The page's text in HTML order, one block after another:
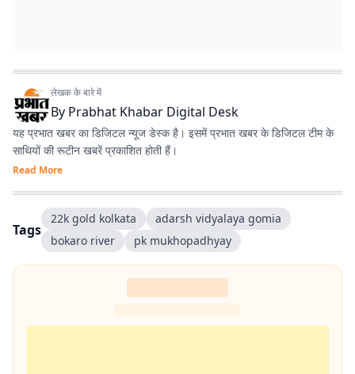
लेखक के बारे में
By Prabhat Khabar Digital Desk
यह प्रभात खबर का डिजिटल न्यूज डेस्क है। इसमें प्रभात खबर के डिजिटल टीम के
साथियों की रूटीन खबरें प्रकाशित होती हैं।
Read More
Tags
22k gold kolkata
adarsh vidyalaya gomia
bokaro river
pk mukhopadhyay